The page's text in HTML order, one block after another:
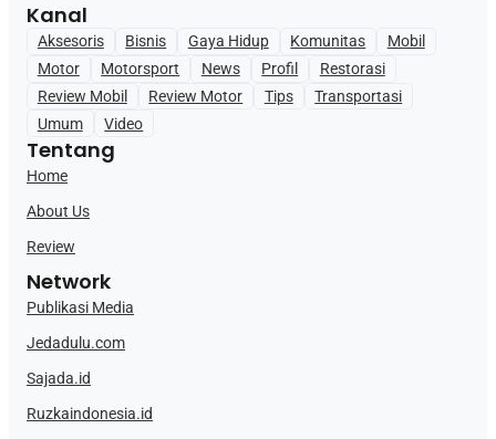
Kanal
Aksesoris Bisnis Gaya Hidup Komunitas
Mobil
Motor
Motorsport News Profil
Restorasi
Review Mobil
Review Motor Tips
Transportasi
Umum
Video
Tentang
Home
About Us
Review
Network
Publikasi Media
Jedadulu.com
Sajada.id
Ruzkaindonesia.id